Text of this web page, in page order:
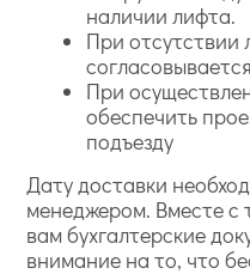
наличии лифта.
При отсутствии
При
обеспечить
подъезду
Дату доставки
менеджером. Вместе с
вам бухгалтерские
внимание на то, что